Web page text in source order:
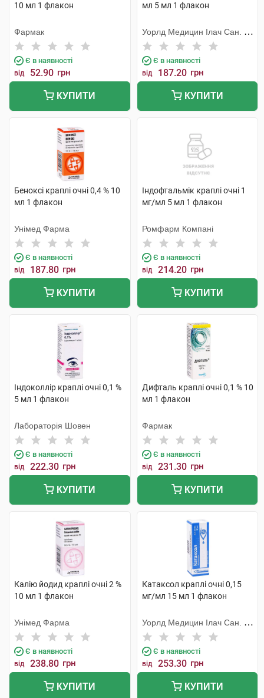
10 мл 1 флакон
Фармак
Є в наявності
від 52.90 грн
КУПИТИ
мл 5 мл 1 флакон
Уорлд Медицин Ілач Сан. Ве
Тідж
Є в наявності
від 187.20 грн
КУПИТИ
Беноксі краплі очні 0,4 % 10
мл 1 флакон
Унімед Фарма
Є в наявності
від 187.80 грн
КУПИТИ
Індофтальмік краплі очні 1
мг/мл 5 мл 1 флакон
Ромфарм Компані
Є в наявності
від 214.20 грн
КУПИТИ
Індоколлір краплі очні 0,1 %
5 мл 1 флакон
Лабораторія Шовен
Є в наявності
від 222.30 грн
КУПИТИ
Дифталь краплі очні 0,1 % 10
мл 1 флакон
Фармак
Є в наявності
від 231.30 грн
КУПИТИ
Калію йодид краплі очні 2 %
10 мл 1 флакон
Унімед Фарма
Є в наявності
від 238.80 грн
КУПИТИ
Катаксол краплі очні 0,15
мг/мл 15 мл 1 флакон
Уорлд Медицин Ілач Сан. Ве
Тідж
Є в наявності
від 253.30 грн
КУПИТИ